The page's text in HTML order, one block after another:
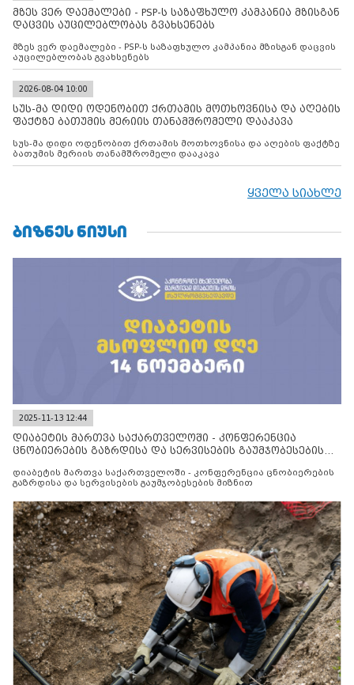
მზეს ვერ დაემალები - PSP-ს საზაფხულო კამპანია მზისგან
დაცვის აუცილებლობას გვახსენებს
მზეს ვერ დაემალები - PSP-ს საზაფხულო კამპანია მზისგან დაცვის
აუცილებლობას გვახსენებს
2026-08-04 10:00
სუს-მა დიდი ოდენობით ქრთამის მოთხოვნისა და აღების
ფაქტზე ბათუმის მერიის თანამშრომელი დააკავა
სუს-მა დიდი ოდენობით ქრთამის მოთხოვნისა და აღების ფაქტზე
ბათუმის მერიის თანამშრომელი დააკავა
ყველა სიახლე
ᲑᲘᲖᲜᲔᲡ ᲜᲘᲣᲡᲘ
2025-11-13 12:44
დიაბეტის მართვა საქართველოში - კონფერენცია
ცნობიერების გაზრდისა და სერვისების გაუმჯობესების
დიაბეტის მართვა საქართველოში - კონფერენცია ცნობიერების
გაზრდისა და სერვისების გაუმჯობესების მიზნით